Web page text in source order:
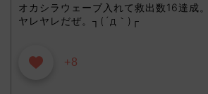
オカシラウェーブ入れて救出数16達成。
ヤレヤレだぜ。┐(´д｀)┌
+8